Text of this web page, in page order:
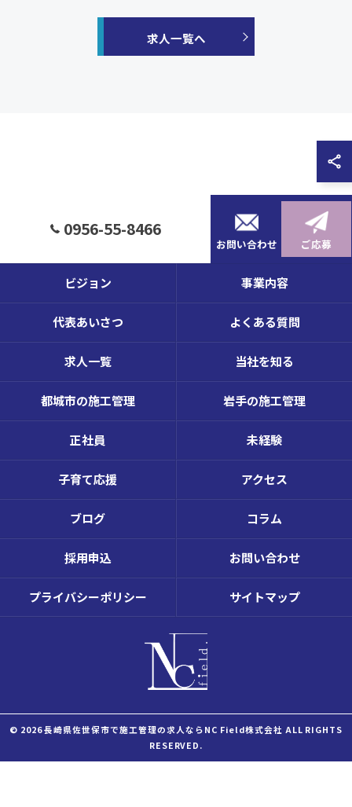
求人一覧へ
0956-55-8466
お問い合わせ ご応募
ビジョン 事業内容
代表あいさつ よくある質問
求人一覧 当社を知る
都城市の施工管理 岩手の施工管理
正社員 未経験
子育て応援 アクセス
ブログ コラム
採用申込 お問い合わせ
プライバシーポリシー サイトマップ
© 2026 長崎県佐世保市で施工管理の求人ならNC Field株式会社 ALL RIGHTS
RESERVED.